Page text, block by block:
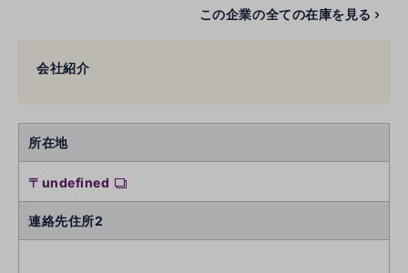
この企業の全ての在庫を見る
会社紹介
所在地
〒undefined
連絡先住所2